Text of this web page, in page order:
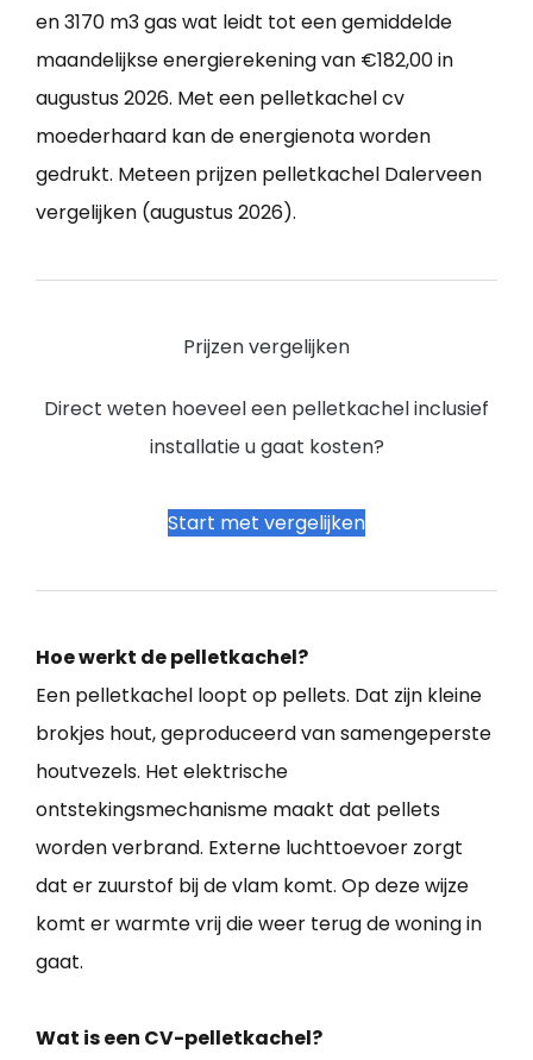
en 3170 m3 gas wat leidt tot een gemiddelde
maandelijkse energierekening van €182,00 in
augustus 2026. Met een pelletkachel cv
moederhaard kan de energienota worden
gedrukt. Meteen prijzen pelletkachel Dalerveen
vergelijken (augustus 2026).
Prijzen vergelijken
Direct weten hoeveel een pelletkachel inclusief
installatie u gaat kosten?
Start met vergelijken
Hoe werkt de pelletkachel?
Een pelletkachel loopt op pellets. Dat zijn kleine
brokjes hout, geproduceerd van samengeperste
houtvezels. Het elektrische
ontstekingsmechanisme maakt dat pellets
worden verbrand. Externe luchttoevoer zorgt
dat er zuurstof bij de vlam komt. Op deze wijze
komt er warmte vrij die weer terug de woning in
gaat.
Wat is een CV-pelletkachel?